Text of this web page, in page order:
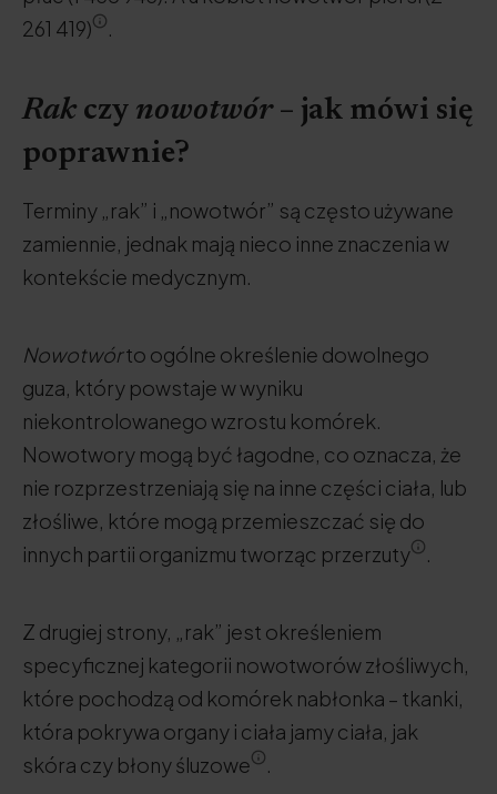
261 419)
.
Rak czy nowotwór– jak mówi się
poprawnie?
Terminy „rak” i „nowotwór” są często używane
zamiennie, jednak mają nieco inne znaczenia w
kontekście medycznym.
Nowotwórto ogólne określenie dowolnego
guza, który powstaje w wyniku
niekontrolowanego wzrostu komórek.
Nowotwory mogą być łagodne, co oznacza, że
nie rozprzestrzeniają się na inne części ciała, lub
złośliwe, które mogą przemieszczać się do
innych partii organizmu tworząc przerzuty
.
Z drugiej strony, „rak” jest określeniem
specyficznej kategorii nowotworów złośliwych,
które pochodzą od komórek nabłonka – tkanki,
która pokrywa organy i ciała jamy ciała, jak
skóra czy błony śluzowe
.